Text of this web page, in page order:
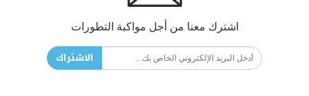
اشترك معنا من أجل مواكبة التطورات
الاشتراك